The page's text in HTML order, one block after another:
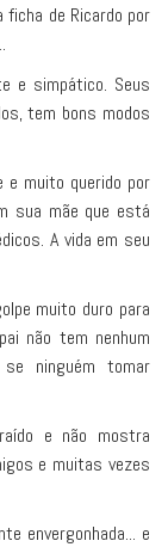
de Ricardo por
e simpático. Seus
tem bons modos
e muito querido por
sua mãe que está
A vida em seu
muito duro para
não tem nenhum
ninguém tomar
e não mostra
e muitas vezes
envergonhada... e